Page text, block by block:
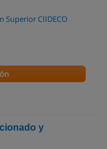
Superior CIIDECO
y